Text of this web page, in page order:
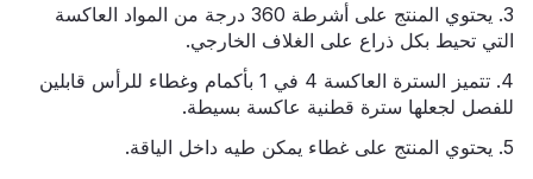
3. يحتوي المنتج على أشرطة 360 درجة من المواد العاكسة
التي تحيط بكل ذراع على الغلاف الخارجي.
4. تتميز السترة العاكسة 4 في 1 بأكمام وغطاء للرأس قابلين
للفصل لجعلها سترة قطنية عاكسة بسيطة.
5. يحتوي المنتج على غطاء يمكن طيه داخل الياقة.